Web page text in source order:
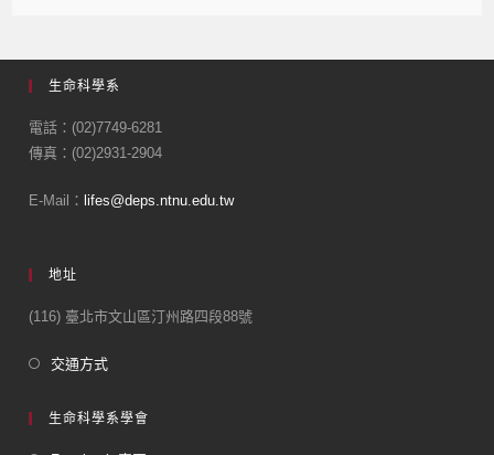
生命科學系
電話：(02)7749-6281
傳真：(02)2931-2904
E-Mail：lifes@deps.ntnu.edu.tw
地址
(116) 臺北市文山區汀州路四段88號
交通方式
生命科學系學會